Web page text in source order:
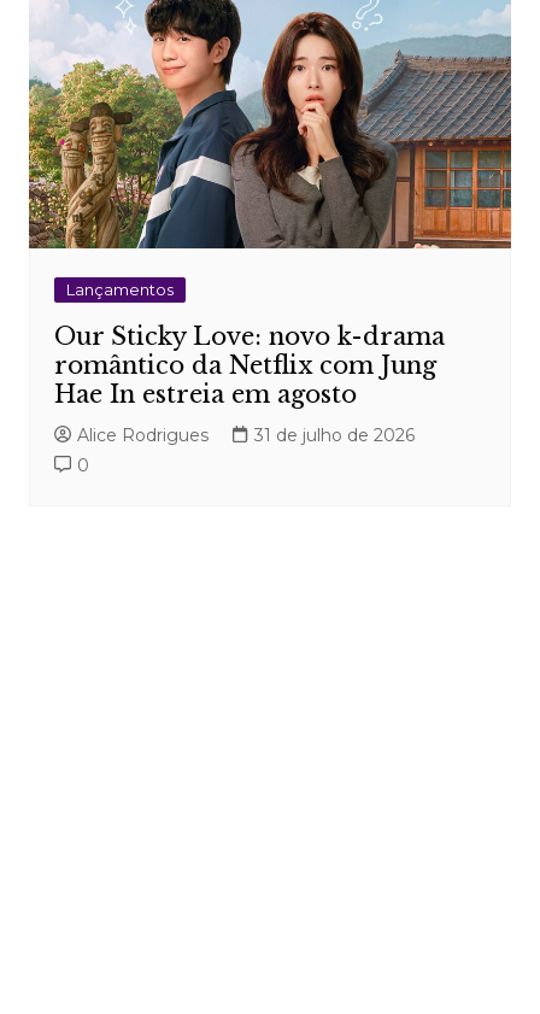
Lançamentos
Our Sticky Love: novo k-drama
romântico da Netflix com Jung
Hae In estreia em agosto
Alice Rodrigues
31 de julho de 2026
0